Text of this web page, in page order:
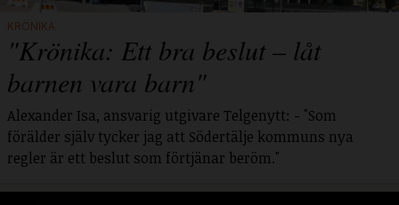
KRÖNIKA
"Krönika: Ett bra beslut – låt
barnen vara barn"
Alexander Isa, ansvarig utgivare Telgenytt: - "Som
förälder själv tycker jag att Södertälje kommuns nya
regler är ett beslut som förtjänar beröm."